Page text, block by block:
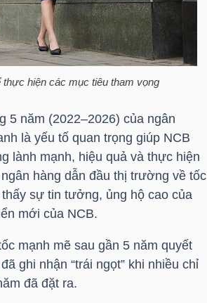
hiện các mục tiêu tham vọng
5 năm (2022–2026) của ngân
là yếu tố quan trọng giúp NCB
lành mạnh, hiệu quả và thực hiện
hàng dẫn đầu thị trường về tốc
sự tin tưởng, ủng hộ cao của
mới của NCB.
mạnh mẽ sau gần 5 năm quyết
ghi nhận “trái ngọt” khi nhiều chỉ
đã đặt ra.